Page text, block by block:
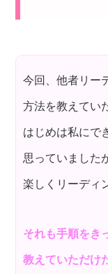
今回、他者リー
方法を教えてい
はじめは私にで
思っていました
楽しくリーディ
それも手順をき
教えていただけ